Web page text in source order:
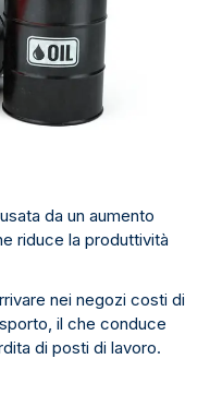
da un aumento
riduce la produttività
nei negozi costi di
il che conduce
di posti di lavoro.